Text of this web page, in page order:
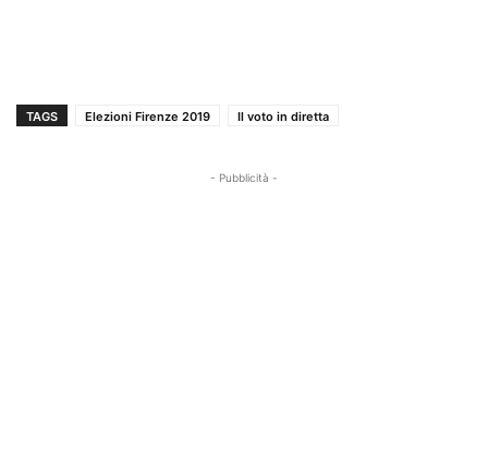
TAGS Elezioni Firenze 2019 Il voto in diretta
- Pubblicità -